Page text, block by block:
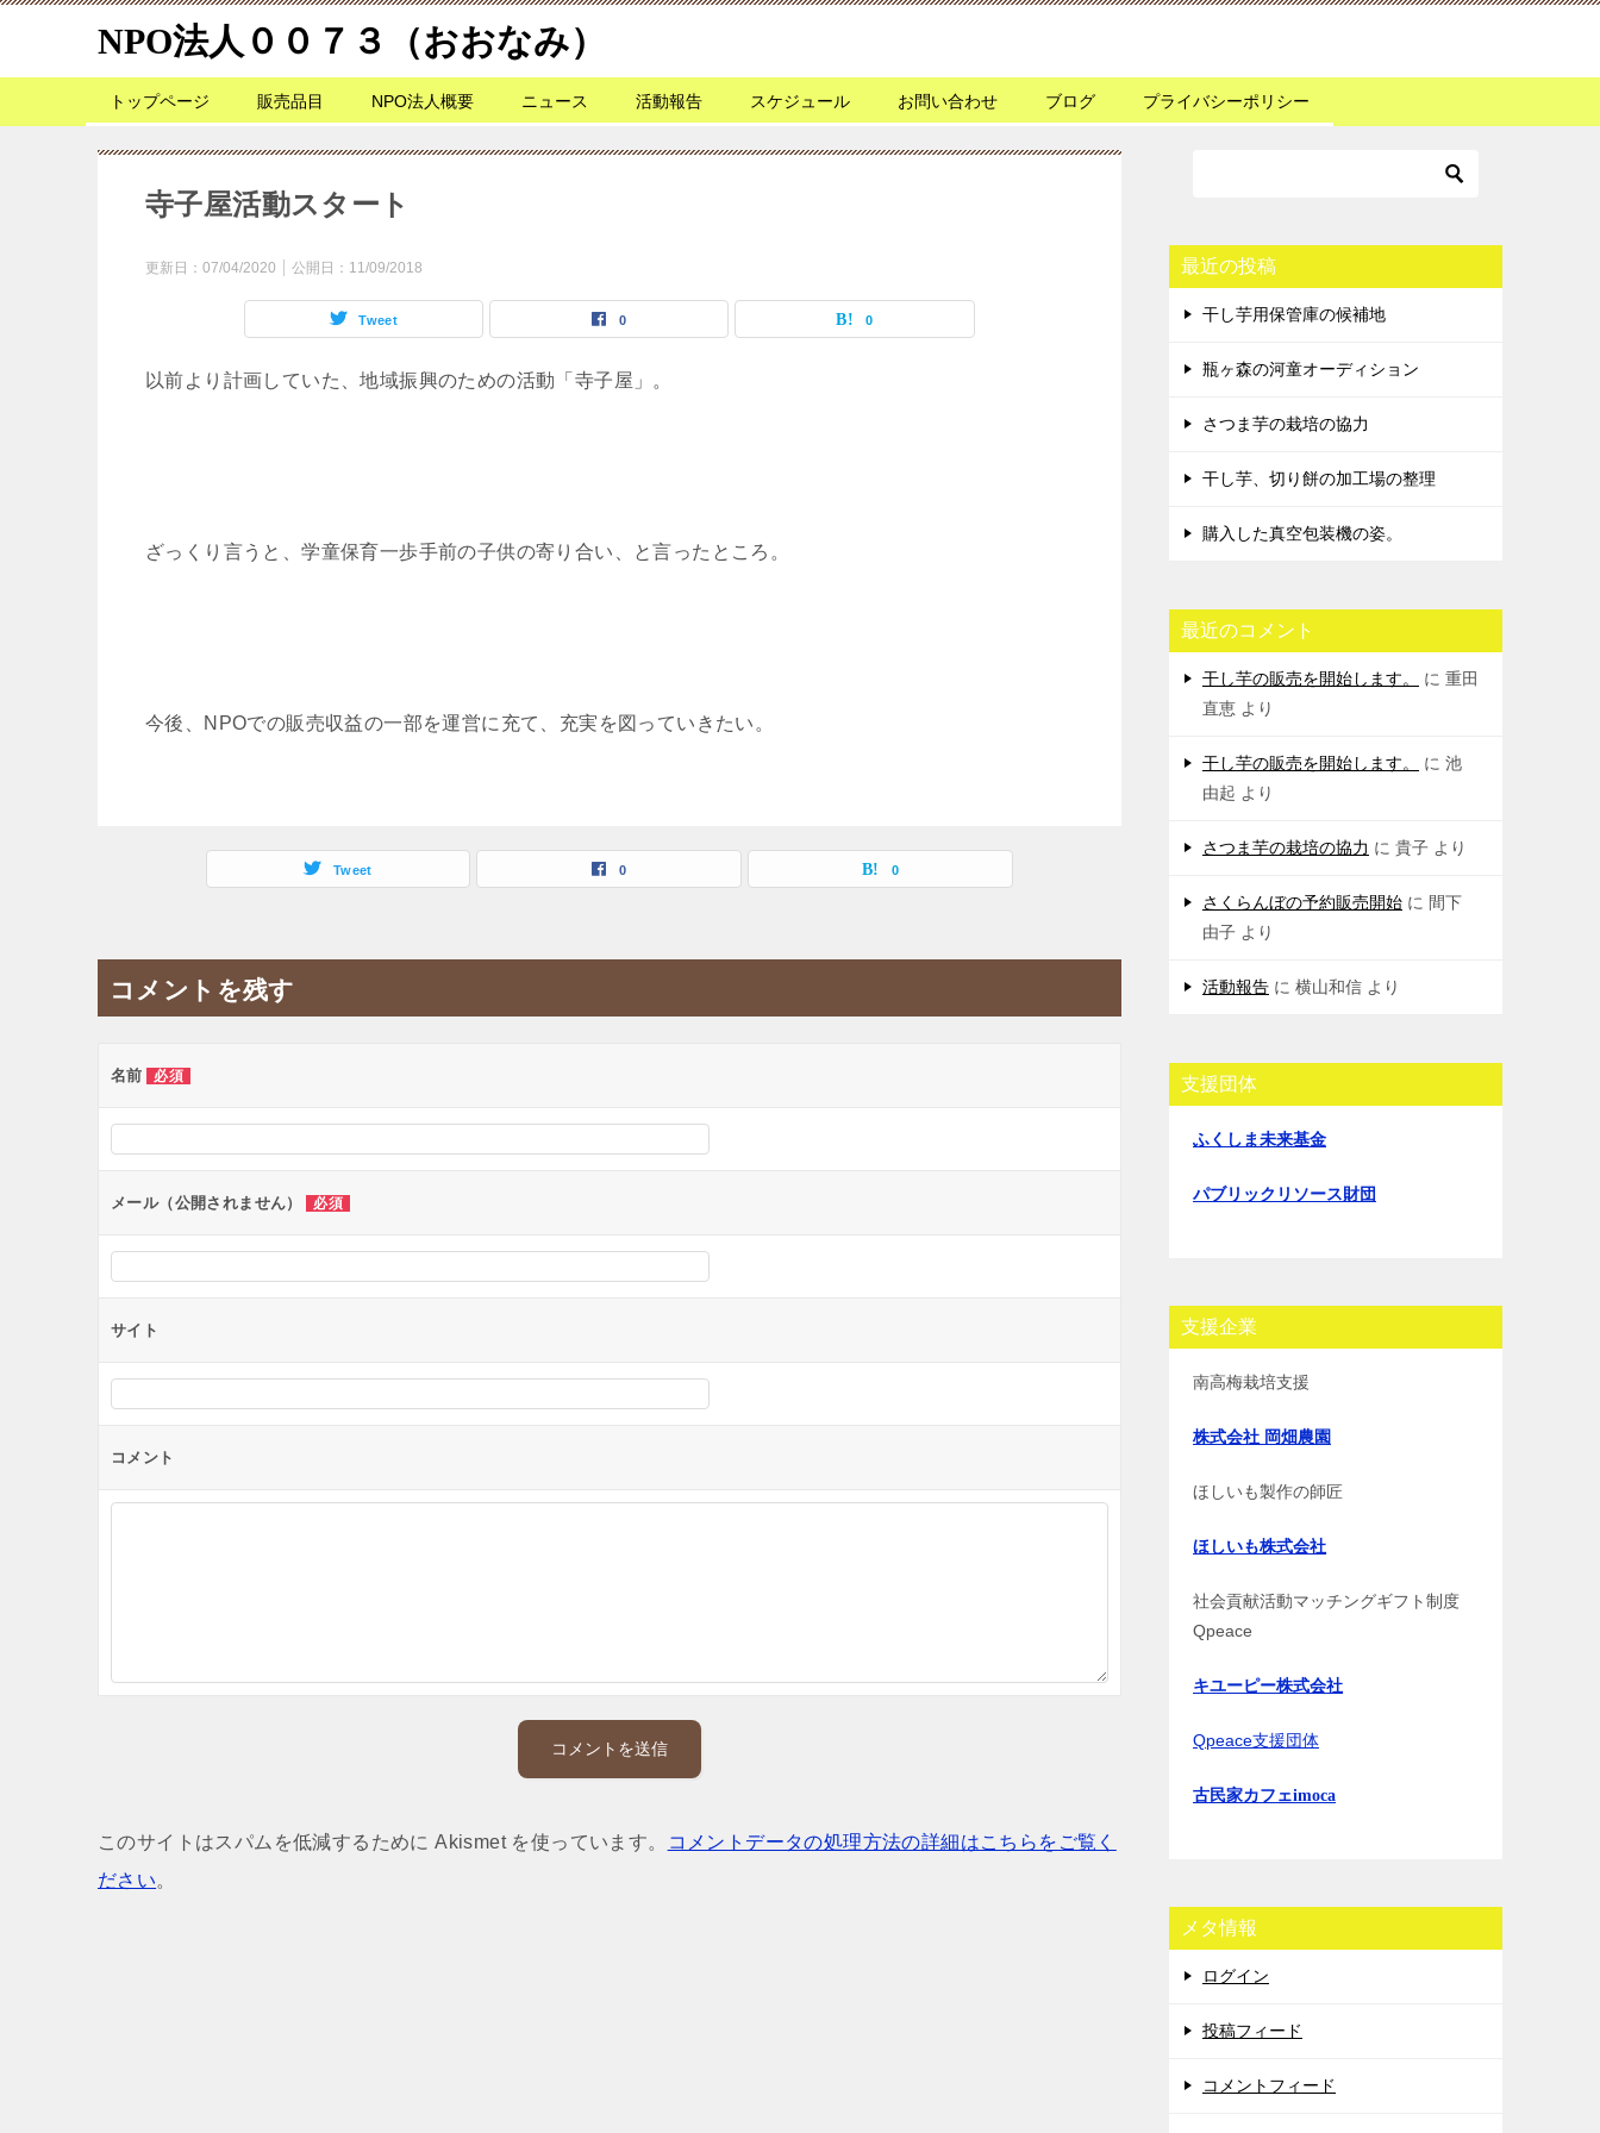
NPO法人００７３（おおなみ）
トップページ 販売品目 NPO法人概要 ニュース 活動報告 スケジュール お問い合わせ ブログ プライバシーポリシー
寺子屋活動スタート
更新日： 07/04/2020 公開日： 11/09/2018
Tweet 0 0
以前より計画していた、地域振興のための活動「寺子屋」。
ざっくり言うと、学童保育一歩手前の子供の寄り合い、と言ったところ。
今後、NPOでの販売収益の一部を運営に充て、充実を図っていきたい。
Tweet 0 0
コメントを残す
名前 必須
メール（公開されません） 必須
サイト
コメント
このサイトはスパムを低減するために Akismet を使っています。
コメントデータの処理方法の詳細はこちらをご覧く
ださい。
最近の投稿
干し芋用保管庫の候補地
瓶ヶ森の河童オーディション
さつま芋の栽培の協力
干し芋、切り餅の加工場の整理
購入した真空包装機の姿。
最近のコメント
干し芋の販売を開始します。 に 重田
直恵 より
干し芋の販売を開始します。 に 池
由起 より
さつま芋の栽培の協力 に 貴子 より
さくらんぼの予約販売開始 に 間下
由子 より
活動報告 に 横山和信 より
支援団体
ふくしま未来基金
パブリックリソース財団
支援企業
南高梅栽培支援
株式会社 岡畑農園
ほしいも製作の師匠
ほしいも株式会社
社会貢献活動マッチングギフト制度
Qpeace
キユーピー株式会社
Qpeace支援団体
古民家カフェimoca
メタ情報
ログイン
投稿フィード
コメントフィード